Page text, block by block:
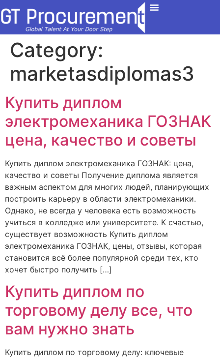
Category:
marketasdiplomas3
Купить диплом
электромеханика ГОЗНАК
цена, качество и советы
Купить диплом электромеханика ГОЗНАК: цена,
качество и советы Получение диплома является
важным аспектом для многих людей, планирующих
построить карьеру в области электромеханики.
Однако, не всегда у человека есть возможность
учиться в колледже или университете. К счастью,
существует возможность Купить диплом
электромеханика ГОЗНАК, цены, отзывы, которая
становится всё более популярной среди тех, кто
хочет быстро получить […]
Купить диплом по
торговому делу все, что
вам нужно знать
Купить диплом по торговому делу: ключевые